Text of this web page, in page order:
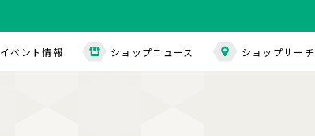
イベント情報 ショップニュース ショップサーチ